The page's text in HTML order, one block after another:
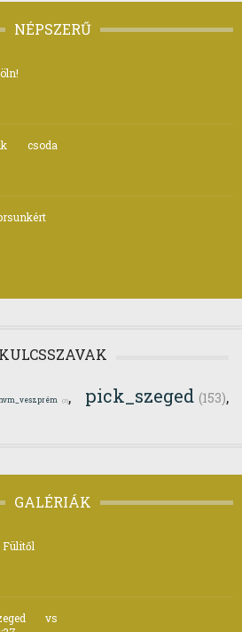
NÉPSZERŰ
csoda
KULCSSZAVAK
(3), pick_szeged (153),
GALÉRIÁK
Fülitől
vs